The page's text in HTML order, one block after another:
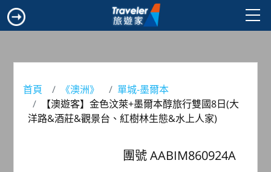
首頁 《澳洲》
單城-墨爾本
【澳遊客】金色汶萊+墨爾本醇旅行雙國8日(大
洋路&酒莊&觀景台、紅樹林生態&水上人家)
團號 AABIM860924A